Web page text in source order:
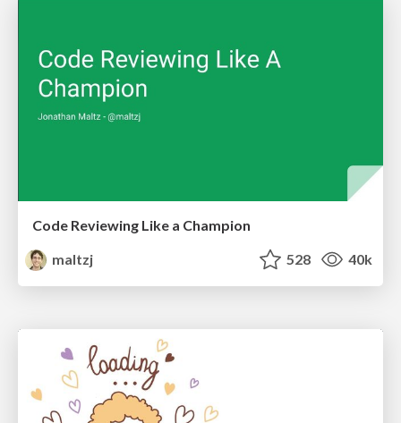
Code Reviewing Like a Champion
maltzj
528 40k